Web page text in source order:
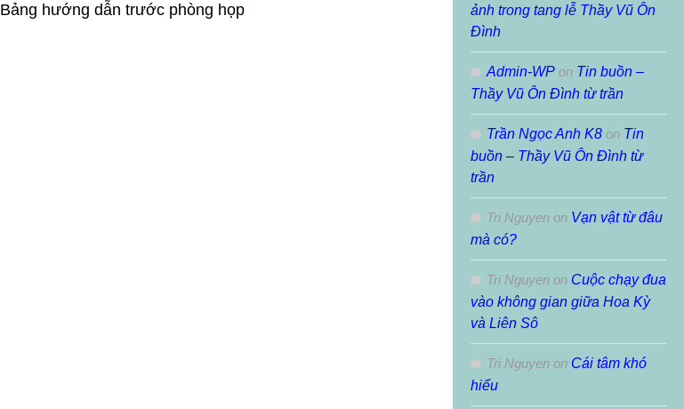
Bảng hướng dẫn trước phòng họp
ảnh trong tang lễ Thầy Vũ Ôn
Đình
Admin-WP on Tin buồn –
Thầy Vũ Ôn Đình từ trần
Trần Ngọc Anh K8 on Tin
buồn – Thầy Vũ Ôn Đình từ
trần
Tri Nguyen on Vạn vật từ đâu
mà có?
Tri Nguyen on Cuộc chạy đua
vào không gian giữa Hoa Kỳ
và Liên Sô
Tri Nguyen on Cái tâm khó
hiểu